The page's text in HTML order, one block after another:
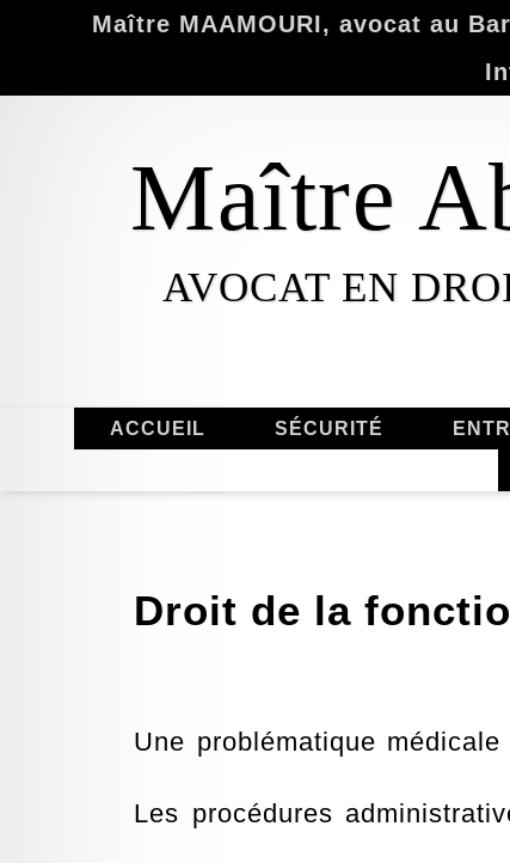
Maître MAAMOURI, avocat au
Maître
AVOCAT EN
ACCUEIL SÉCURITÉ
Droit de la
Une problématique
Les procédures